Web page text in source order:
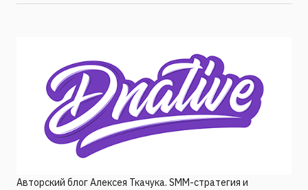
Авторский блог Алексея Ткачука. SMM-стратегия и